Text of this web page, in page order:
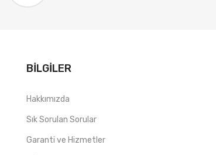
BILGILER
Hakkımızda
Sık Sorulan Sorular
Garanti ve Hizmetler